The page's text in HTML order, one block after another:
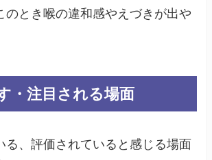
のとき喉の違和感やえづきが出や
・注目される場面
る、評価されていると感じる場面